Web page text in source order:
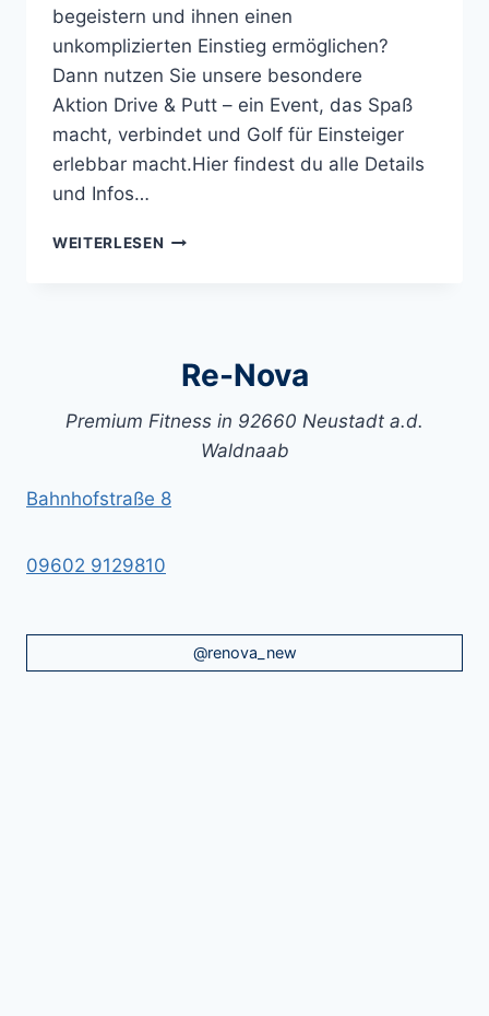
begeistern und ihnen einen
unkomplizierten Einstieg ermöglichen?
Dann nutzen Sie unsere besondere
Aktion Drive & Putt – ein Event, das Spaß
macht, verbindet und Golf für Einsteiger
erlebbar macht.Hier findest du alle Details
und Infos…
WEITERLESEN DRIVE
MAI
PRÄSENTIERT
NOVA
Re-Nova
Premium Fitness in 92660 Neustadt a.d.
Waldnaab
Bahnhofstraße 8
09602 9129810
@renova_new